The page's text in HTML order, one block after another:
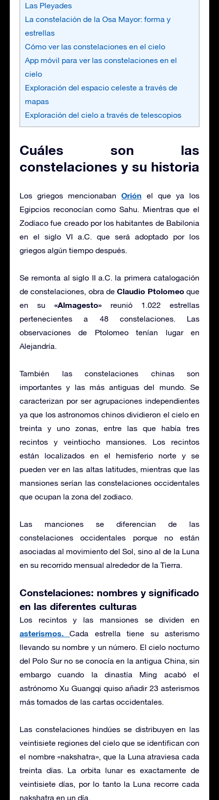
Las Pleyades
La constelación de la Osa Mayor: forma y
estrellas
Cómo ver las constelaciones en el cielo
App móvil para ver las constelaciones en el
cielo
Exploración del espacio celeste a través de
mapas
Exploración del cielo a través de telescopios
Cuáles son las
constelaciones y su historia
Los griegos mencionabanOrión el que ya los
Egipcios reconocían como Sahu. Mientras que el
Zodíaco fue creado por los habitantes de Babilonia
en el siglo VI a.C. que será adoptado por los
griegos algún tiempo después.
Se remonta al siglo II a.C. la primera catalogación
de constelaciones, obra deClaudio Ptolomeoque
en su «Almagesto» reunió 1.022 estrellas
pertenecientes a 48 constelaciones. Las
observaciones de Ptolomeo tenían lugar en
Alejandría.
También las constelaciones chinas son
importantes y las más antiguas del mundo. Se
caracterizan por ser agrupaciones independientes
ya que los astronomos chinos dividieron el cielo en
treinta y uno zonas, entre las que había tres
recintos y veintiocho mansiones. Los recintos
están localizados en el hemisferio norte y se
pueden ver en las altas latitudes, mientras que las
mansiones serían las constelaciones occidentales
que ocupan la zona del zodiaco.
Las manciones se diferencian de las
constelaciones occidentales porque no están
asociadas al movimiento del Sol, sino al de la Luna
en su recorrido mensual alrededor de la Tierra.
Constelaciones: nombres y significado
en las diferentes culturas
Los recintos y las mansiones se dividen en
asterismos.
Cada estrella tiene su asterismo
llevando su nombre y un número. El cielo nocturno
del Polo Sur no se conocía en la antigua China, sin
embargo cuando la dinastía Ming acabó el
astrónomo Xu Guangqi quiso añadir 23 asterismos
más tomados de las cartas occidentales.
Las constelaciones hindúes se distribuyen en las
veintisiete regiones del cielo que se identifican con
el nombre «nakshatra», que la Luna atraviesa cada
treinta días. La orbita lunar es exactamente de
veintisiete días, por lo tanto la Luna recorre cada
nakshatra en un día.